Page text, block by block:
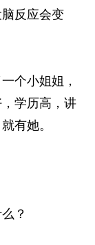
反应会变
个小姐姐，
学历高，讲
有她。
？